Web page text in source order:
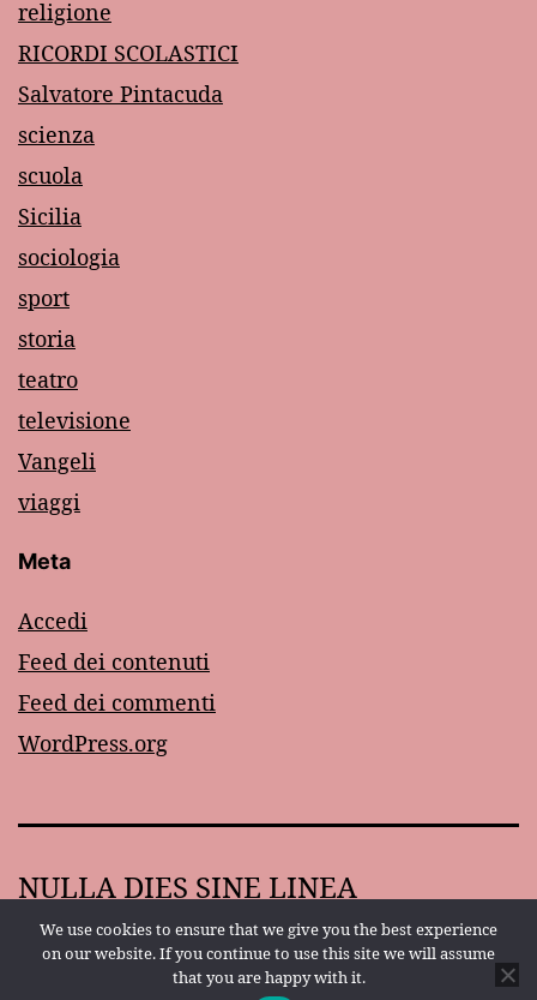
religione
RICORDI SCOLASTICI
Salvatore Pintacuda
scienza
scuola
Sicilia
sociologia
sport
storia
teatro
televisione
Vangeli
viaggi
Meta
Accedi
Feed dei contenuti
Feed dei commenti
WordPress.org
NULLA DIES SINE LINEA
Proudly powered byWordPress.
We use cookies to ensure that we give you the best experience
on our website. If you continue to use this site we will assume
that you are happy with it.